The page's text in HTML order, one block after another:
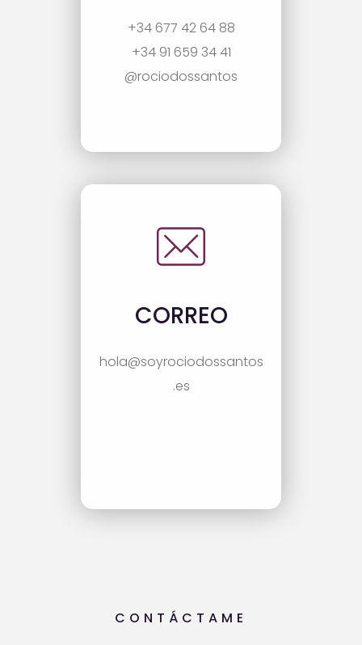
+34 677 42 64 88
+34 91 659 34 41
@rociodossantos
CORREO
hola@soyrociodossantos
.es
CONTÁCTAME